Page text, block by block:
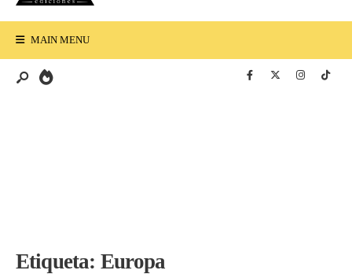
MAIN MENU
Etiqueta: Europa